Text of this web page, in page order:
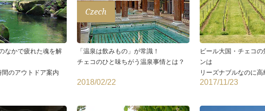
なかで疲れた魂を解
のアウトドア案内
Czech
「温泉は飲みもの」が常識！
チェコのひと味ちがう温泉事情とは？
2018/02/22
ビール大国・チェコの
ンは
リーズナブルなのに高
2017/11/23